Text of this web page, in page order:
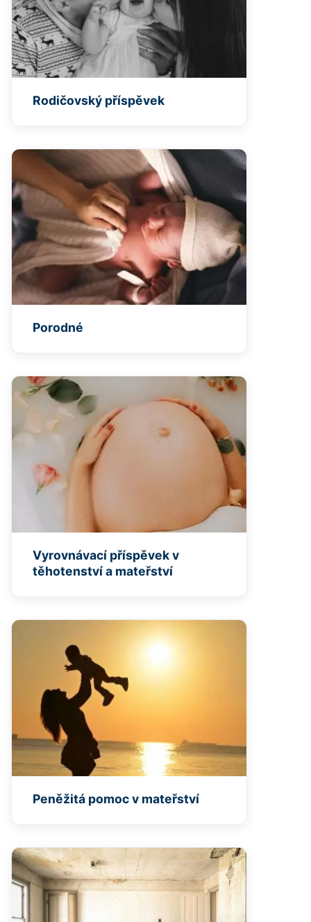
Rodičovský příspěvek
Porodné
Vyrovnávací příspěvek v
těhotenství a mateřství
Peněžitá pomoc v mateřství